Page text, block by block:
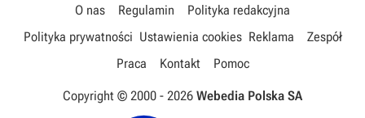
O nas Regulamin
Polityka redakcyjna
Polityka prywatności Ustawienia cookies Reklama
Zespół
Praca
Kontakt Pomoc
Copyright © 2000 - 2026 Webedia Polska SA